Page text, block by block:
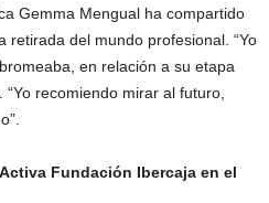
Gemma Mengual ha compartido
retirada del mundo profesional. “Yo
en relación a su etapa
recomiendo mirar al futuro,
Fundación Ibercaja en el